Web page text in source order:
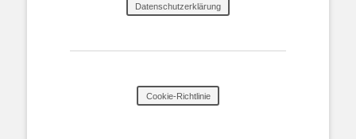
Datenschutzerklärung
Cookie-Richtlinie